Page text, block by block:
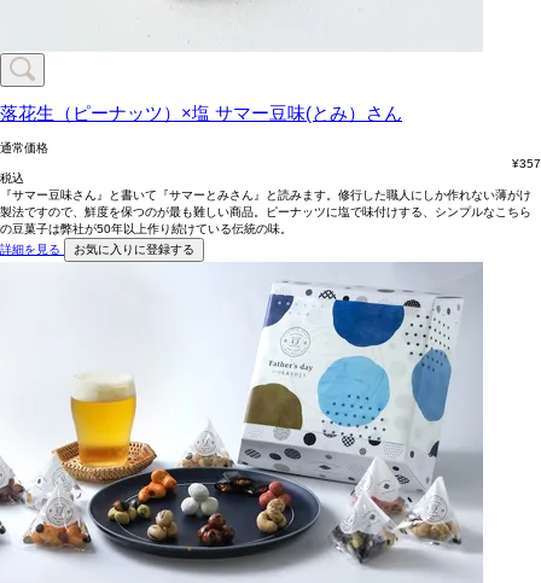
落花生（ピーナッツ）×塩 サマー豆味(とみ）さん
通常価格
¥357
税込
『サマー豆味さん』と書いて『サマーとみさん』と読みます。修行した職人にしか作れない薄がけ
製法ですので、鮮度を保つのが最も難しい商品。ピーナッツに塩で味付けする、シンプルなこちら
の豆菓子は弊社が50年以上作り続けている伝統の味。
詳細を見る
お気に入りに登録する